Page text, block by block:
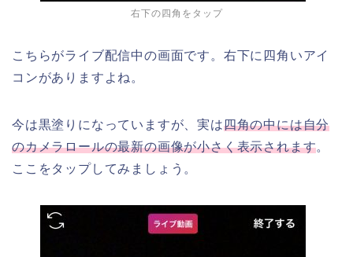
右下の四角をタップ
こちらがライブ配信中の画面です。右下に四角いアイ
コンがありますよね。
今は黒塗りになっていますが、実は四角の中には自分
のカメラロールの最新の画像が小さく表示されます。
ここをタップしてみましょう。